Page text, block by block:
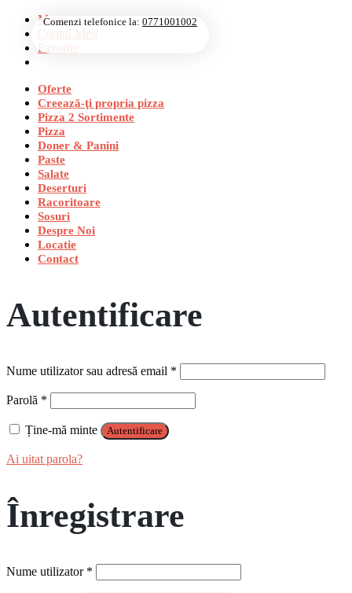
Menu
Favorite
Oferte
Creează-ţi propria pizza
Pizza 2 Sortimente
Pizza
Doner & Panini
Paste
Salate
Deserturi
Racoritoare
Sosuri
Despre Noi
Locatie
Contact
Autentificare
Nume utilizator sau adresă email *
Parolă *
Ține-mă minte Autentificare
Ai uitat parola?
Înregistrare
Nume utilizator *
Comenzi telefonice la: 0771001002